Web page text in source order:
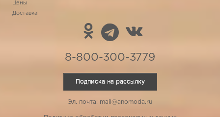
Цены
Доставка
8-800-300-3779
Подписка на рассылку
Эл. почта: mail@anomoda.ru